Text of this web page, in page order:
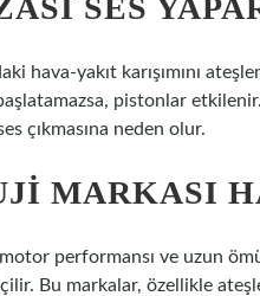
SES
hava-yakıt karışımını
pistonlar
çıkmasına neden olur.
MARKASI
performansı ve uzun
Bu markalar, özellikle